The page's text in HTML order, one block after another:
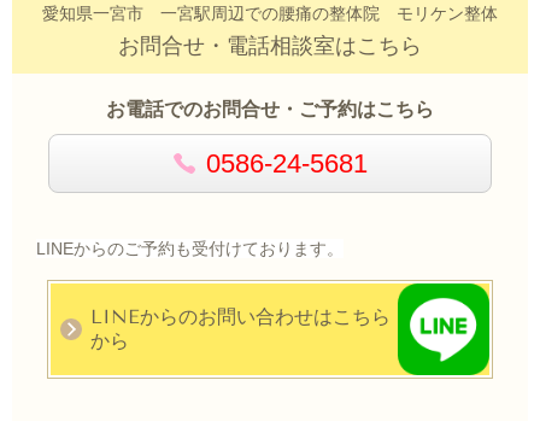
愛知県一宮市 一宮駅周辺での腰痛の整体院 モリケン整体
お問合せ・電話相談室はこちら
お電話でのお問合せ・ご予約はこちら
0586-24-5681
LINEからのご予約も受付けております。
LINEからのお問い合わせはこちら
から